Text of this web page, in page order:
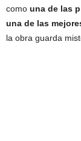
como una de las
una de las
la obra guarda